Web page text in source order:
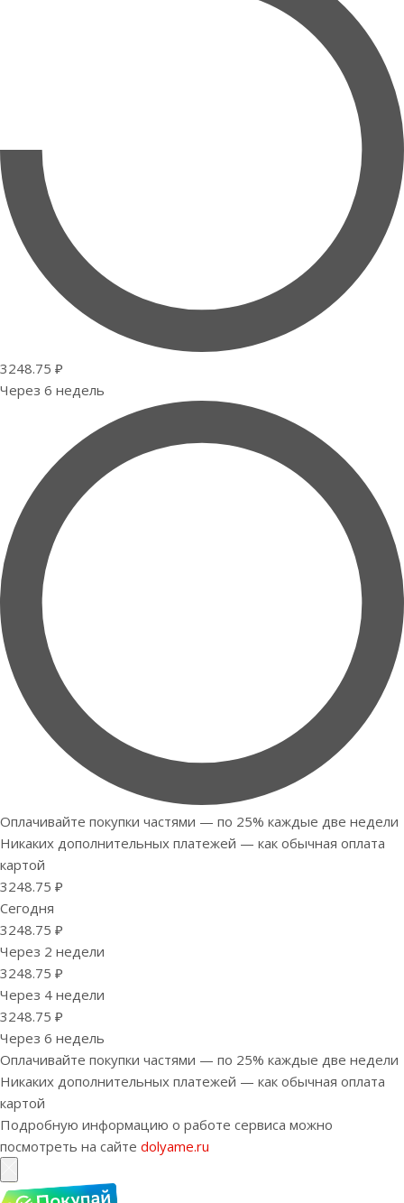
3248.75 ₽
Через 6 недель
Оплачивайте покупки частями — по 25% каждые две недели
Никаких дополнительных платежей — как обычная оплата
картой
3248.75 ₽
Сегодня
3248.75 ₽
Через 2 недели
3248.75 ₽
Через 4 недели
3248.75 ₽
Через 6 недель
Оплачивайте покупки частями — по 25% каждые две недели
Никаких дополнительных платежей — как обычная оплата
картой
Подробную информацию о работе сервиса можно
посмотреть на сайте dolyame.ru